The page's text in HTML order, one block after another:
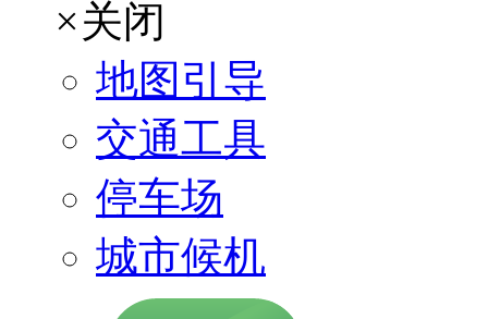
×关闭
地图引导
交通工具
停车场
城市候机